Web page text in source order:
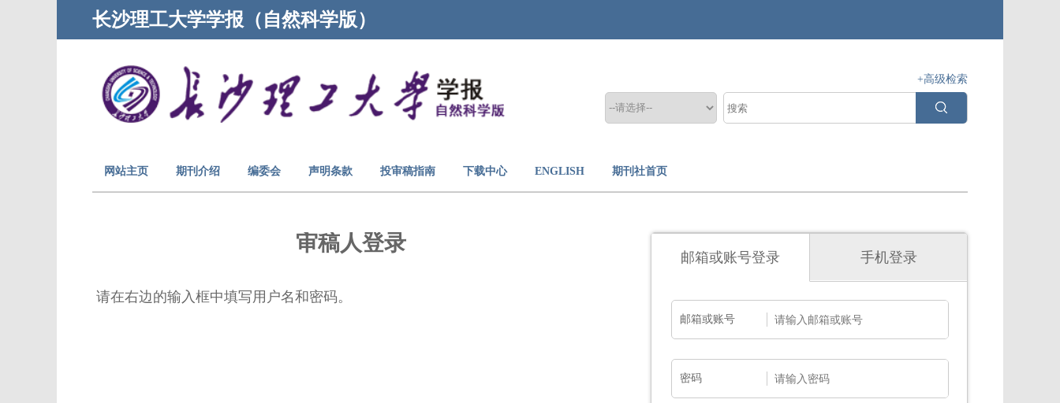
长沙理工大学学报（自然科学版）
+高级检索
网站主页 期刊介绍 编委会 声明条款 投审稿指南 下载中心 ENGLISH 期刊社首页
审稿人登录
请在右边的输入框中填写用户名和密码。
邮箱或账号登录 手机登录
邮箱或账号
密码